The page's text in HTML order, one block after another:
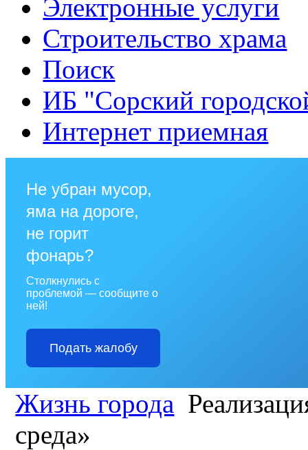
Электронные услуги
Строительство храма
Поиск
ИБ "Сорский
Интернет приемная
Не убран мусор,
яма на дороге,
не горит
фонарь?
Столкнулись с
проблемой — сообщите о
ней!
Подать жалобу
Жизнь города
среда»